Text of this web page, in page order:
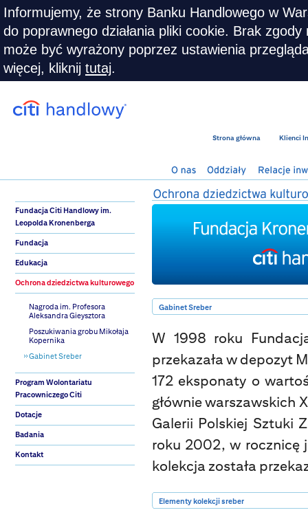
Informujemy, że strony Banku Handlowego w
do poprawnego działania pliki cookie. Brak
może być wyrażony poprzez ustawienia
więcej, kliknij tutaj.
Strona główna Klienci
Fundacja Citi Handlowy im.
Leopolda Kronenberga
Fundacja
Edukacja
Ochrona dziedzictwa kulturowego
Nagroda im. Profesora
Aleksandra Gieysztora
Poszukiwania grobu Mikołaja
Kopernika
Gabinet Sreber
Program Wolontariatu
Pracowniczego Citi
Dotacje
Badania
Kontakt
Gabinet Sreber
W 1998 roku
przekazała w depozyt
172 eksponaty o
głównie warszawskich
Galerii Polskiej Sztuki
roku 2002, w rocznicę
kolekcja została
Elementy kolekcji sreber